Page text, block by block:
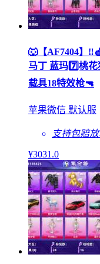
🐺【AF7404】
马丁 蓝玛7️⃣桃
载具18特效枪🔫
苹果微信 默认服
支持包赔
¥3031 .0